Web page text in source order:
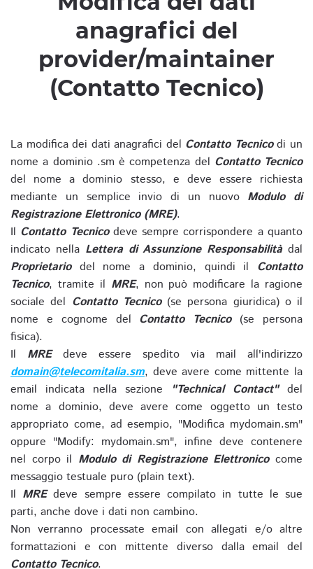
anagrafici del
provider/maintainer
(Contatto Tecnico)
La modifica dei dati anagrafici del Contatto Tecnicodi un
nome a dominio .sm è competenza del Contatto Tecnico
del nome a dominio stesso, e deve essere richiesta
mediante un semplice invio di un nuovo Modulo di
Registrazione Elettronico (MRE).
Il Contatto Tecnicodeve sempre corrispondere a quanto
indicato nella Lettera di Assunzione Responsabilitàdal
Proprietariodel nome a dominio, quindi il Contatto
Tecnico, tramite il MRE, non può modificare la ragione
sociale del Contatto Tecnico(se persona giuridica) o il
nome e cognome del Contatto Tecnico(se persona
fisica).
Il MREdeve essere spedito via mail all'indirizzo
domain@telecomitalia.sm, deve avere come mittente la
email indicata nella sezione
"Technical Contact"del
nome a dominio, deve avere come oggetto un testo
appropriato come, ad esempio, "Modifica mydomain.sm"
oppure "Modify: mydomain.sm", infine deve contenere
nel corpo il Modulo di Registrazione Elettronicocome
messaggio testuale puro (plain text).
Il MREdeve sempre essere compilato in tutte le sue
parti, anche dove i dati non cambino.
Non verranno processate email con allegati e/o altre
formattazioni e con mittente diverso dalla email del
Contatto Tecnico.